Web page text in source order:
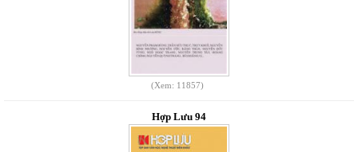
(Xem: 11857)
Hợp Lưu 94